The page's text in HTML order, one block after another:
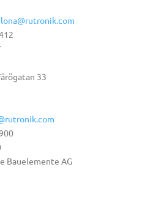
33
Bauelemente AG